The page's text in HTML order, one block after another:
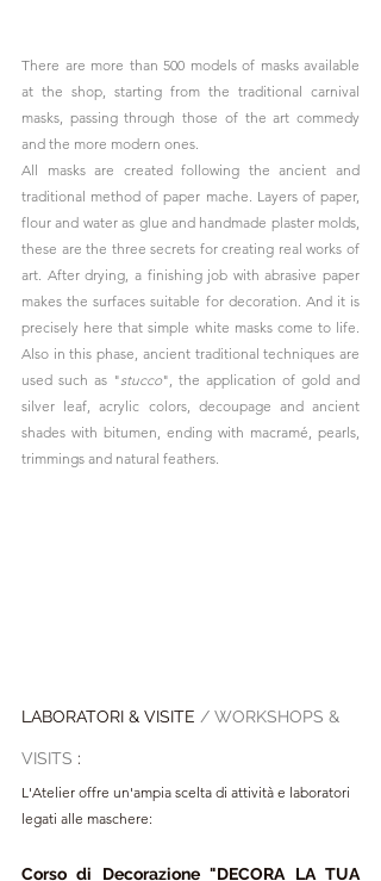
There are more than 500 models of masks available
at the shop, starting from the traditional carnival
masks, passing through those of the art commedy
and the more modern ones.
All masks are created following the ancient and
traditional method of paper mache. Layers of paper,
flour and water as glue and handmade plaster molds,
these are the three secrets for creating real works of
art. After drying, a finishing job with abrasive paper
makes the surfaces suitable for decoration. And it is
precisely here that simple white masks come to life.
Also in this phase, ancient traditional techniques are
used such as "stucco", the application of gold and
silver leaf, acrylic colors, decoupage and ancient
shades with bitumen, ending with macramé, pearls,
trimmings and natural feathers.
LABORATORI & VISITE / WORKSHOPS &
VISITS :
L'Atelier offre un'ampia scelta di attività e laboratori
legati alle maschere:
Corso di Decorazione "DECORA LA TUA